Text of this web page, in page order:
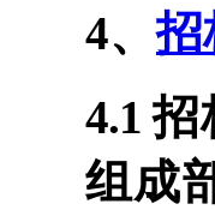
4、招
4.1招
组成